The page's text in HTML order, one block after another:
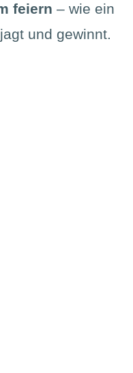
feiern – wie ein
und gewinnt.